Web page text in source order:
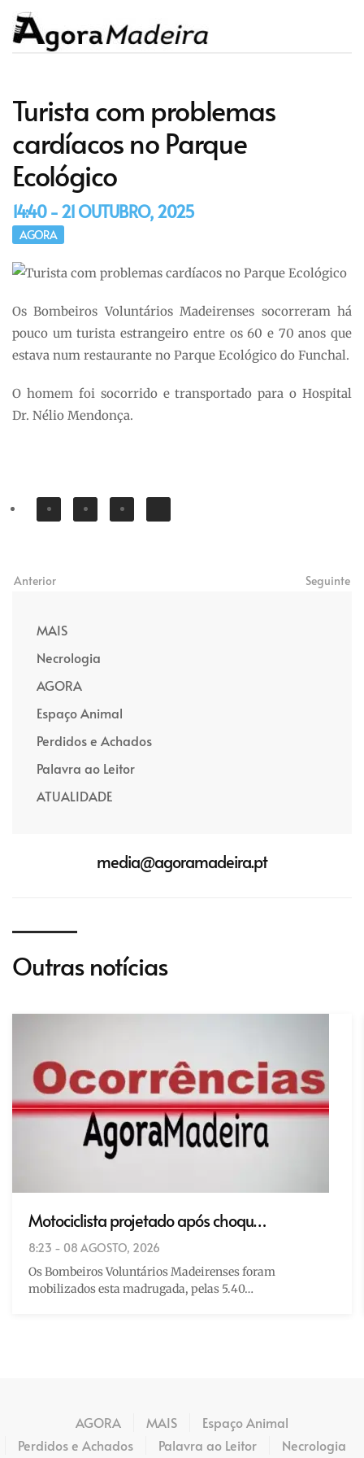
Turista com problemas
cardíacos no Parque
Ecológico
14:40 - 21 OUTUBRO, 2025
AGORA
Os Bombeiros Voluntários Madeirenses socorreram há
pouco um turista estrangeiro entre os 60 e 70 anos que
estava num restaurante no Parque Ecológico do Funchal.
O homem foi socorrido e transportado para o Hospital
Dr. Nélio Mendonça.
Anterior Seguinte
MAIS
Necrologia
AGORA
Espaço Animal
Perdidos e Achados
Palavra ao Leitor
ATUALIDADE
media@agoramadeira.pt
Outras notícias
Motociclista projetado após choqu…
8:23 - 08 AGOSTO, 2026
Os Bombeiros Voluntários Madeirenses foram
mobilizados esta madrugada, pelas 5.40…
AGORA MAIS
Espaço Animal
Perdidos e Achados
Palavra ao Leitor Necrologia